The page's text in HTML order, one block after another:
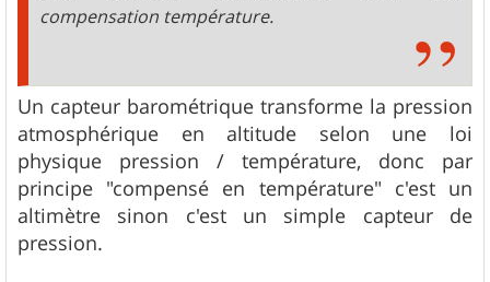
compensation température.
Un capteur barométrique transforme la pression
atmosphérique en altitude selon une loi
physique pression / température, donc par
principe "compensé en température" c'est un
altimètre sinon c'est un simple capteur de
pression.